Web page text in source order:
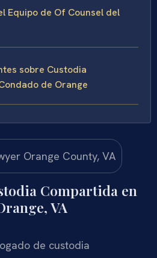
Equipo de Of Counsel del
sobre Custodia
de Orange
Compartida en
VA
de custodia